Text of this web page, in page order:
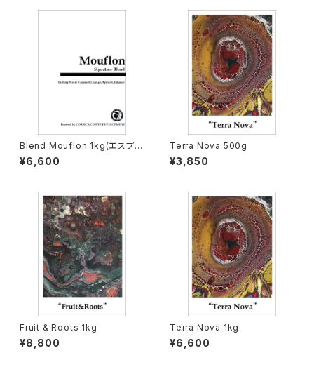
Blend Mouflon 1kg(エスプレ
ッソロースト）
¥6,600
Terra Nova 500g
¥3,850
Fruit & Roots 1kg
¥8,800
Terra Nova 1kg
¥6,600